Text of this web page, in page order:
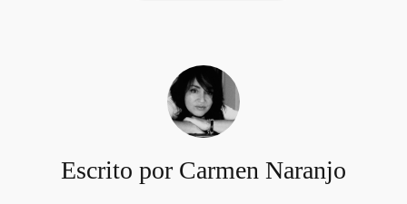
Escrito por Carmen Naranjo